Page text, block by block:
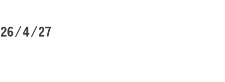
4/27